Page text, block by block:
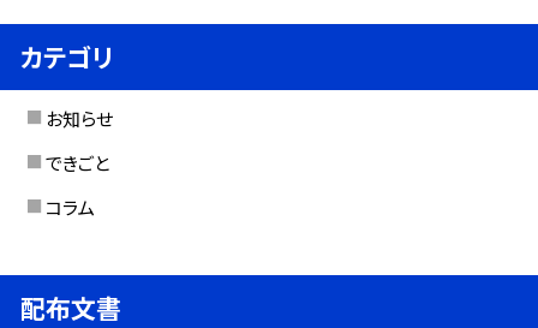
カテゴリ
お知らせ
できごと
コラム
配布文書